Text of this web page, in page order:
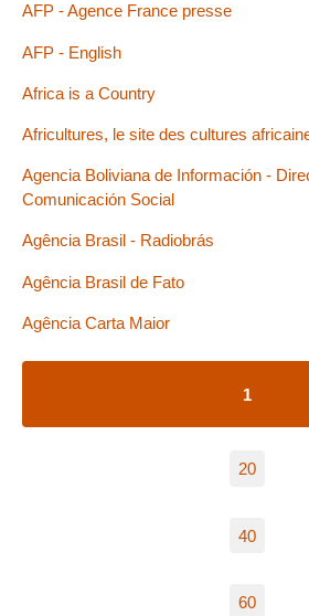
AFP - Agence France presse
AFP - English
Africa is a Country
Africultures, le site des cultures
Agencia Boliviana de Información -
Comunicación Social
Agência Brasil - Radiobrás
Agência Brasil de Fato
Agência Carta Maior
1
20
40
60